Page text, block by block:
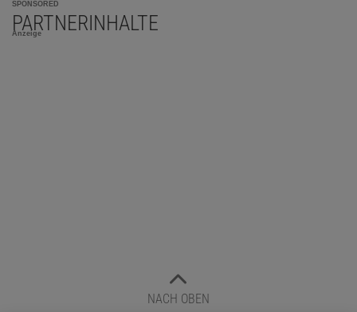
SPONSORED
PARTNERINHALTE
Anzeige
NACH OBEN